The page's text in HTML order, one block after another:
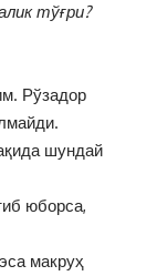
тўғри?
Рўзадор
шундай
юборса,
макруҳ